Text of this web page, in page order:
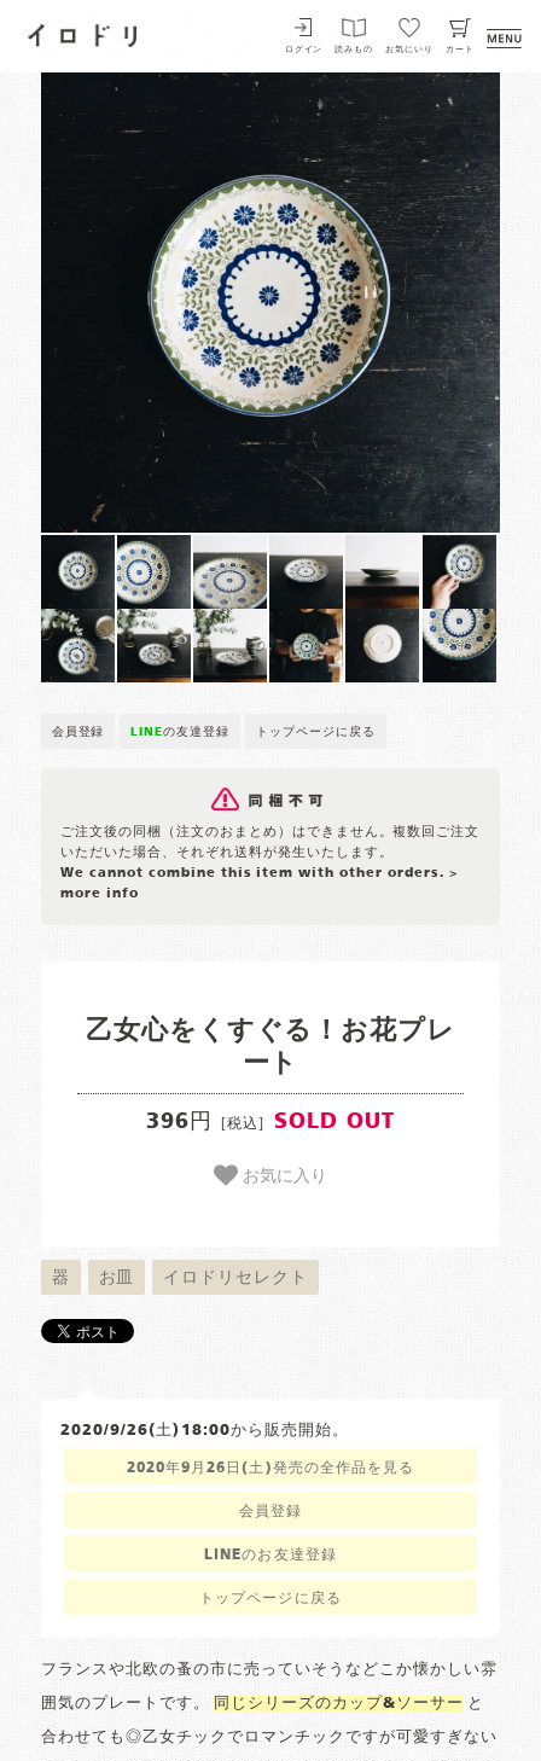
イロドリ
ログイン 読みもの お気にいり カート
会員登録 LINEの友達登録 トップページに戻る
ご注文後の同梱（注文のおまとめ）はできません。複数回ご注文
いただいた場合、それぞれ送料が発生いたします。
We cannot combine this item with other orders. >
more info
乙女心をくすぐる！お花プレ
ート
396円 [税込] SOLD OUT
お気に入り
器 お皿 イロドリセレクト
2020/9/26(土)18:00から販売開始。
2020年9月26日(土)発売の全作品を見る
会員登録
LINEのお友達登録
トップページに戻る
フランスや北欧の蚤の市に売っていそうなどこか懐かしい雰
囲気のプレートです。 同じシリーズのカップ&ソーサー と
合わせても◎乙女チックでロマンチックですが可愛すぎない